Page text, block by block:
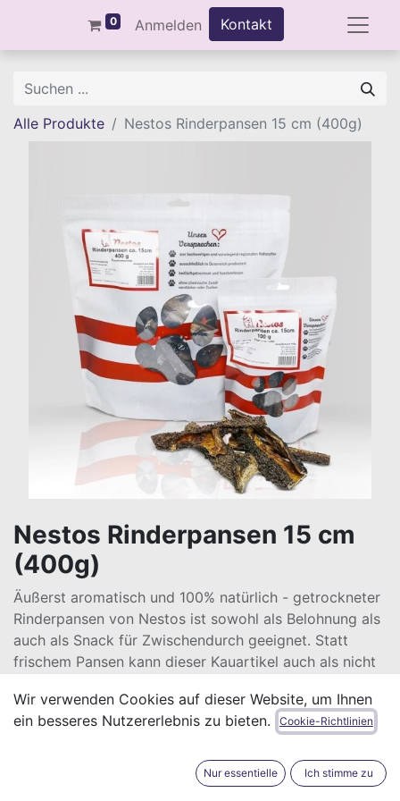
0 Anmelden Kontakt
Alle Produkte Nestos Rinderpansen 15 cm (400g)
Nestos Rinderpansen 15 cm
(400g)
Äußerst aromatisch und 100% natürlich - getrockneter
Rinderpansen von Nestos ist sowohl als Belohnung als
auch als Snack für Zwischendurch geeignet. Statt
frischem Pansen kann dieser Kauartikel auch als nicht
Kutteln angeboten werden. Die einzelnen Sticks sind
rund 15 cm lang und sind daher auch im Handling
Wie alle Kauartikel bei spartaCANIS kommt auch der
Wir verwenden Cookies auf dieser Website, um Ihnen
ein besseres Nutzererlebnis zu bieten.
Cookie-Richtlinien
Nur essentielle Ich stimme zu